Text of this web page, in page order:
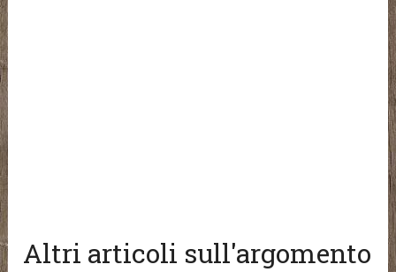
Altri articoli sull'argomento